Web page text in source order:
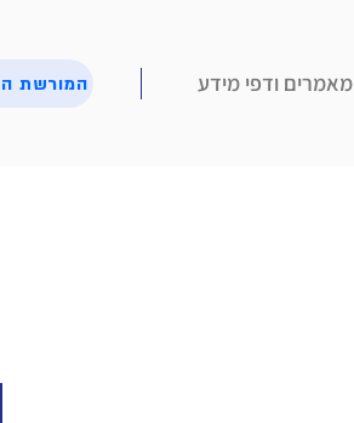
המורשת מאמרים ודפי מידע